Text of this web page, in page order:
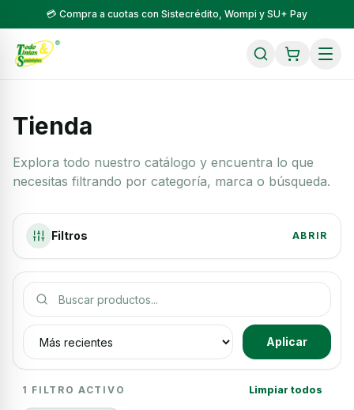
💳 Compra a cuotas con Sistecrédito, Wompi y SU+ Pay
Tienda
Explora todo nuestro catálogo y encuentra lo que
necesitas filtrando por categoría, marca o búsqueda.
Filtros ABRIR
Buscar productos
Ordenar productos
Aplicar
16 resultados
1 FILTRO ACTIVO Limpiar todos